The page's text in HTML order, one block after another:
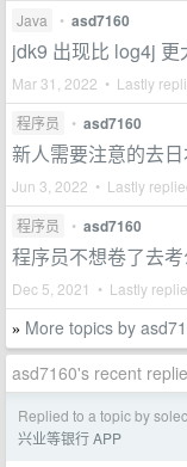
Java • asd7160
jdk9 出现比 log4j 更
Mar 31, 2022 • Lastly
程序员 • asd7160
新人需要注意的去
Jun 3, 2022 • Lastly
程序员 • asd7160
程序员不想卷了去
Dec 5, 2021 • Lastly
» More topics by
asd7160's recent
Replied to a topic by
兴业等银行 APP